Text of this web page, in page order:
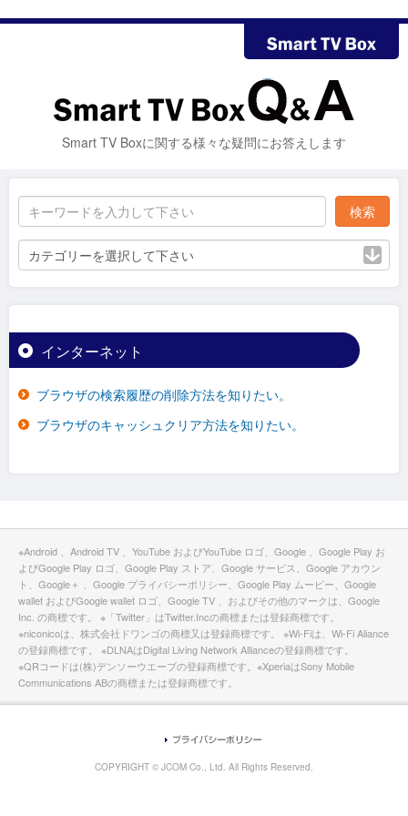
Smart TV Boxに関する様々な疑問にお答えします
カテゴリーを選択して下さい
インターネット
ブラウザの検索履歴の削除方法を知りたい。
ブラウザのキャッシュクリア方法を知りたい。
※Android 、Android TV 、YouTube およびYouTube ロゴ、Google 、Google Play お
よびGoogle Play ロゴ、Google Play ストア、Google サービス、Google アカウン
ト、Google＋ 、Google プライバシーポリシー、Google Play ムービー、Google
wallet およびGoogle wallet ロゴ、Google TV 、およびその他のマークは、Google
Inc. の商標です。 ※「Twitter」はTwitter.Incの商標または登録商標です。
※niconicoは、株式会社ドワンゴの商標又は登録商標です。 ※Wi-Fiは、Wi-Fi Aliance
の登録商標です。 ※DLNAはDigital Living Network Allianceの登録商標です。
※QRコードは(株)デンソーウエーブの登録商標です。※XperiaはSony Mobile
Communications ABの商標または登録商標です。
COPYRIGHT © JCOM Co., Ltd. All Rights Reserved.